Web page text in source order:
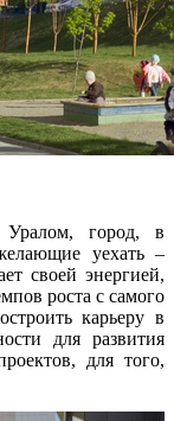
Уралом, город, в
уехать –
своей энергией,
роста с самого
карьеру в
для развития
для того,